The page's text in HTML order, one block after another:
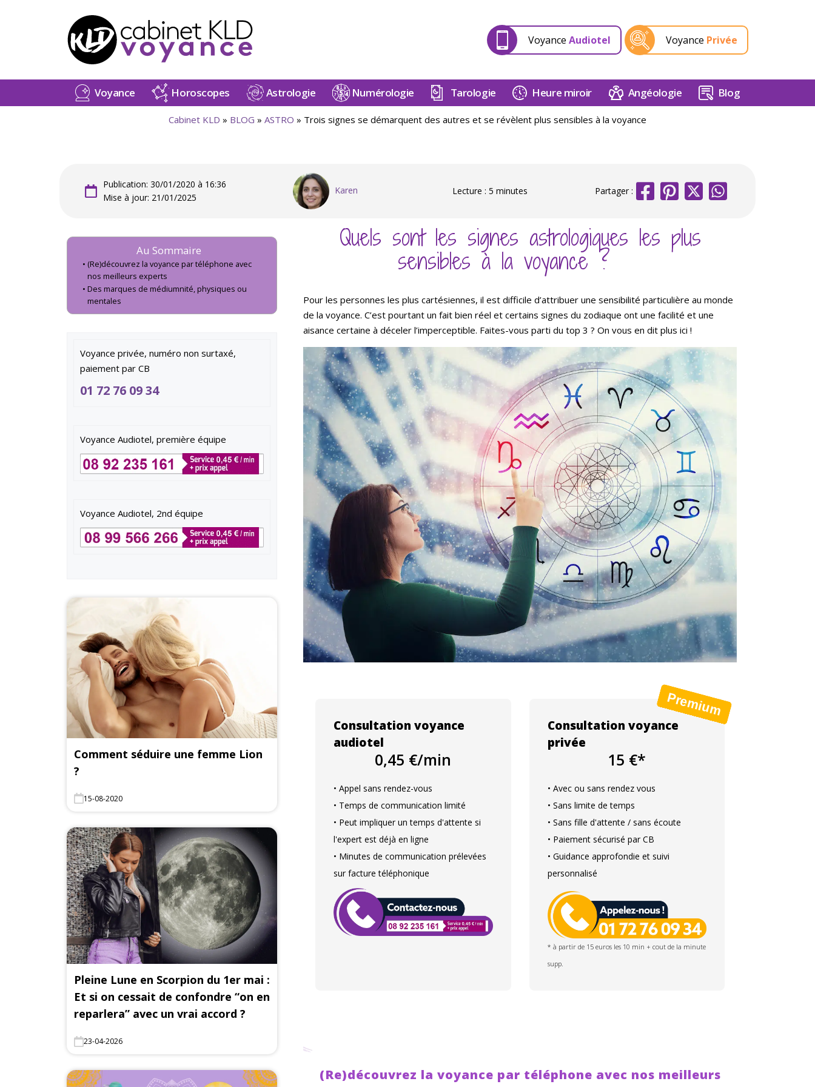
Voyance Audiotel Voyance Privée
Voyance Horoscopes Astrologie Numérologie Tarologie Heure miroir Angéologie Blog
Cabinet KLD » BLOG » ASTRO » Trois signes se démarquent des autres et se révèlent plus sensibles à la voyance
Publication: 30/01/2020 à 16:36
Mise à jour: 21/01/2025
Karen Lecture : 5 minutes Partager :
Au Sommaire
(Re)découvrez la voyance par téléphone avec
nos meilleurs experts
Des marques de médiumnité, physiques ou
mentales
Voyance privée, numéro non surtaxé,
paiement par CB
01 72 76 09 34
Voyance Audiotel, première équipe
Voyance Audiotel, 2nd équipe
Comment séduire une femme Lion
?
15-08-2020
Pleine Lune en Scorpion du 1er mai :
Et si on cessait de confondre “on en
reparlera” avec un vrai accord ?
23-04-2026
Quels sont les signes astrologiques les plus
sensibles à la voyance ?
Pour les personnes les plus cartésiennes, il est difficile d’attribuer une sensibilité particulière au monde
de la voyance. C’est pourtant un fait bien réel et certains signes du zodiaque ont une facilité et une
aisance certaine à déceler l’imperceptible. Faites-vous parti du top 3 ? On vous en dit plus ici !
Consultation voyance
audiotel
0,45 €/min
• Appel sans rendez-vous
• Temps de communication limité
• Peut impliquer un temps d'attente si
l'expert est déjà en ligne
• Minutes de communication prélevées
sur facture téléphonique
Consultation voyance
privée
15 €*
• Avec ou sans rendez vous
• Sans limite de temps
• Sans fille d'attente / sans écoute
• Paiement sécurisé par CB
• Guidance approfondie et suivi
personnalisé
* à partir de 15 euros les 10 min + cout de la minute
supp.
(Re)découvrez la voyance par téléphone avec nos meilleurs